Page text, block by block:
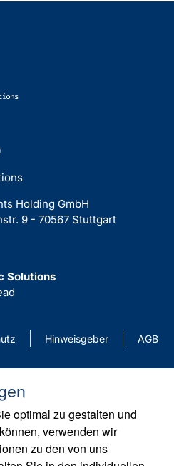
Holding GmbH
9 - 70567 Stuttgart
Solutions
Hinweisgeber AGB
optimal zu gestalten und
verwenden wir
zu den von uns